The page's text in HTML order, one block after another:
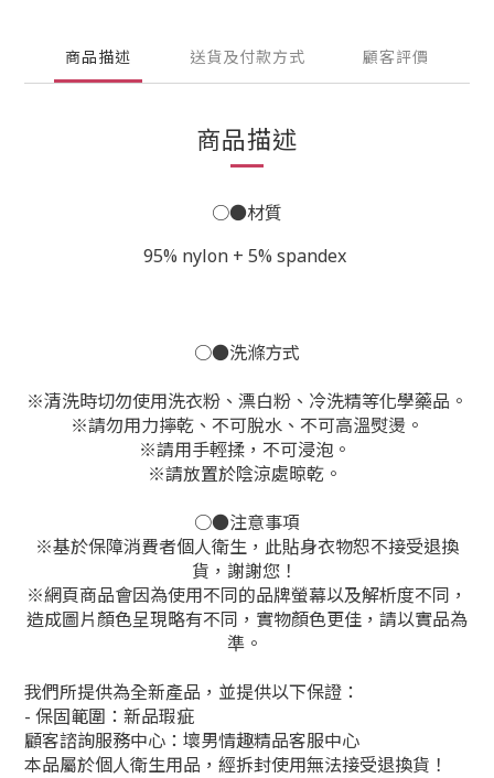
商品描述 送貨及付款方式 顧客評價
商品描述
○●材質
95% nylon + 5% spandex
○●洗滌方式
※清洗時切勿使用洗衣粉、漂白粉、冷洗精等化學藥品。
※請勿用力擰乾、不可脫水、不可高溫熨燙。
※請用手輕揉，不可浸泡。
※請放置於陰涼處晾乾。
○●注意事項
※基於保障消費者個人衛生，此貼身衣物恕不接受退換
貨，謝謝您！
※網頁商品會因為使用不同的品牌螢幕以及解析度不同，
造成圖片顏色呈現略有不同，實物顏色更佳，請以實品為
準。
我們所提供為全新產品，並提供以下保證：
- 保固範圍：新品瑕疵
顧客諮詢服務中心：壞男情趣精品客服中心
本品屬於個人衛生用品，經拆封使用無法接受退換貨！